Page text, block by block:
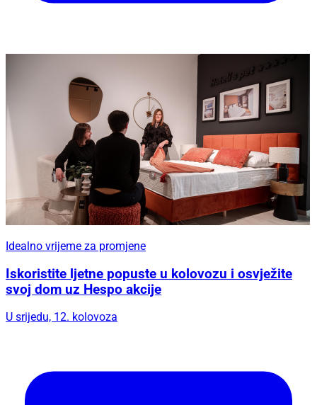
Idealno vrijeme za promjene
Iskoristite ljetne popuste u kolovozu i osvježite
svoj dom uz Hespo akcije
U srijedu, 12. kolovoza